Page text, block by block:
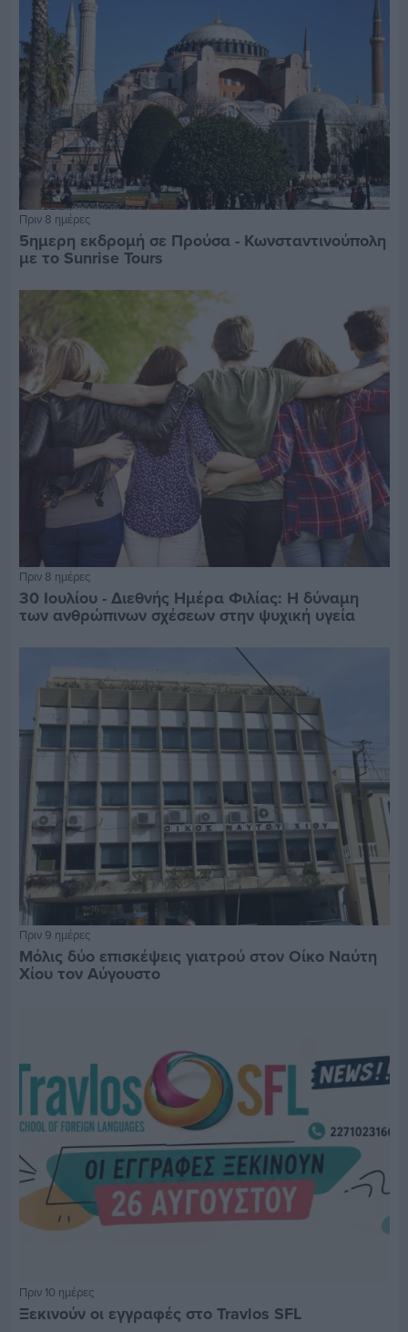
Πριν 8 ημέρες
5ημερη εκδρομή σε Προύσα - Κωνσταντινούπολη
με το Sunrise Tours
Πριν 8 ημέρες
30 Ιουλίου - Διεθνής Ημέρα Φιλίας: Η δύναμη
των ανθρώπινων σχέσεων στην ψυχική υγεία
Πριν 9 ημέρες
Μόλις δύο επισκέψεις γιατρού στον Οίκο Ναύτη
Χίου τον Αύγουστο
Πριν 10 ημέρες
Ξεκινούν οι εγγραφές στο Travlos SFL